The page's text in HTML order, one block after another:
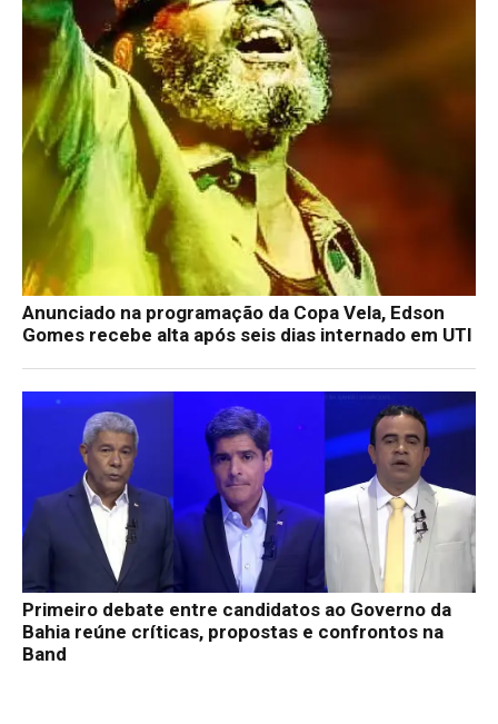
Anunciado na programação da Copa Vela, Edson
Gomes recebe alta após seis dias internado em UTI
Primeiro debate entre candidatos ao Governo da
Bahia reúne críticas, propostas e confrontos na
Band